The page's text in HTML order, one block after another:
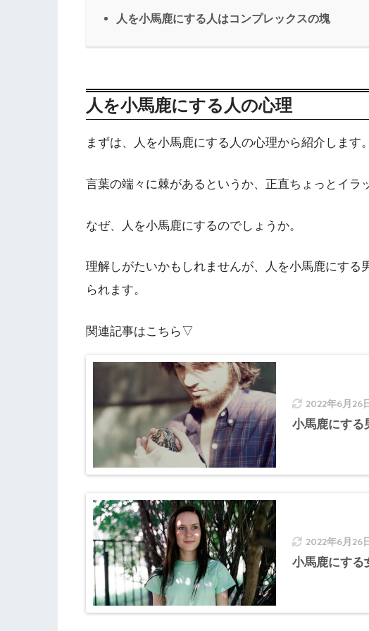
人を小馬鹿にする人はコンプレックスの塊
人を小馬鹿にする人の心理
まずは、人を小馬鹿にする人の心理から紹介します。
言葉の端々に棘があるというか、正直ちょっとイラ
なぜ、人を小馬鹿にするのでしょうか。
理解しがたいかもしれませんが、人を小馬鹿にする
られます。
関連記事はこちら▽
2022年6月26
小馬鹿にする
2022年6月26
小馬鹿にする